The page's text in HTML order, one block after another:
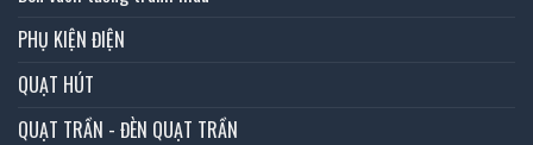
PHỤ KIỆN ĐIỆN
QUẠT HÚT
QUẠT TRẦN - ĐÈN QUẠT TRẦN